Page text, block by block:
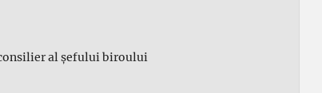
al șefului biroului